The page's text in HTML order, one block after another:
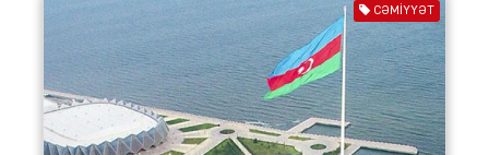
CƏMIYYƏT